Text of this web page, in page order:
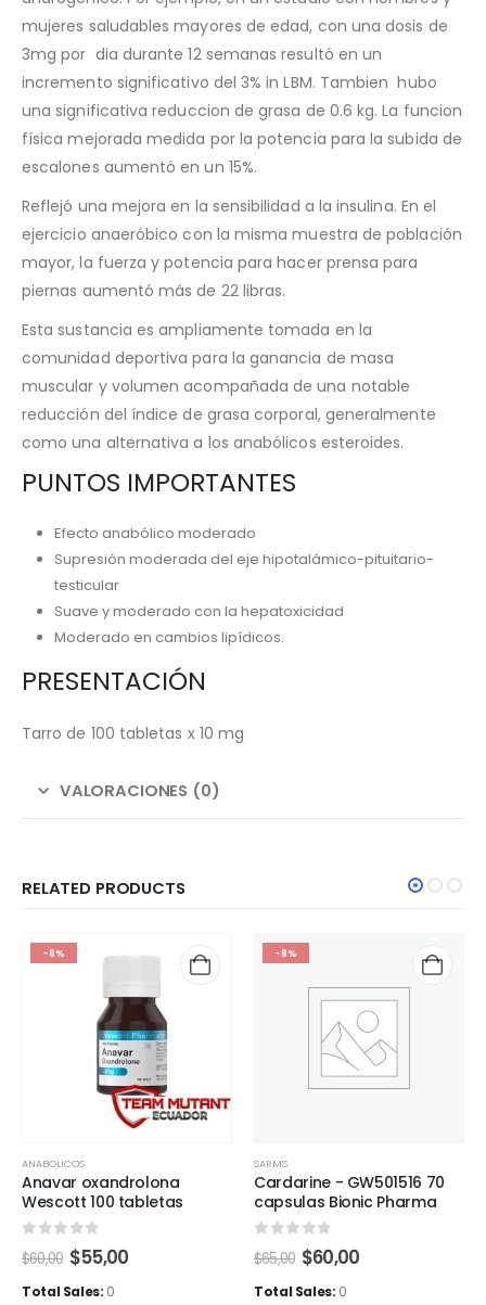
mujeres saludables mayores de edad, con una dosis de
3mg por dia durante 12 semanas resultó en un
incremento significativo del 3% in LBM. Tambien hubo
una significativa reduccion de grasa de 0.6 kg. La funcion
física mejorada medida por la potencia para la subida de
escalones aumentó en un 15%.
Reflejó una mejora en la sensibilidad a la insulina. En el
ejercicio anaeróbico con la misma muestra de población
mayor, la fuerza y potencia para hacer prensa para
piernas aumentó más de 22 libras.
Esta sustancia es ampliamente tomada en la
comunidad deportiva para la ganancia de masa
muscular y volumen acompañada de una notable
reducción del índice de grasa corporal, generalmente
como una alternativa a los anabólicos esteroides.
PUNTOS IMPORTANTES
Efecto anabólico moderado
Supresión moderada del eje hipotalámico-pituitario-
testicular
Suave y moderado con la hepatoxicidad
Moderado en cambios lipídicos.
PRESENTACIÓN
Tarro de 100 tabletas x 10 mg
VALORACIONES (0)
RELATED PRODUCTS
-8%
ANABOLICOS
Anavar oxandrolona
Wescott 100 tabletas
out of 5
$60,00 El
precio
original
$55,00El
Total Sales: 0
-8%
SARMS
Cardarine - GW501516 70
capsulas Bionic Pharma
out of 5
$65,00 El
precio
original
$60,00El
Total Sales: 0